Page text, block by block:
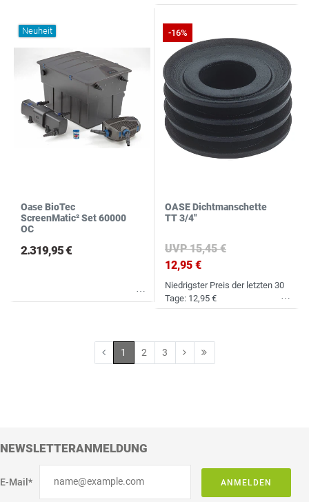
Neuheit
Oase BioTec
ScreenMatic² Set 60000
OC
2.319,95 €
-16%
OASE Dichtmanschette
TT 3/4"
UVP 15,45 €
12,95 €
Niedrigster Preis der letzten 30
Tage: 12,95 €
1 2 3
NEWSLETTERANMELDUNG
E-Mail* ANMELDEN